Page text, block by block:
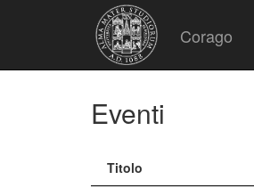
Corago
Eventi
Titolo